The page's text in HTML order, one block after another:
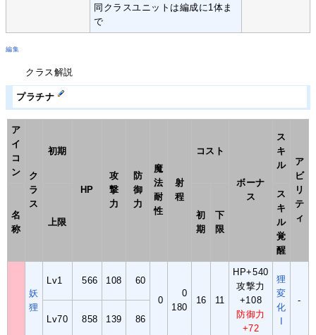
同クラスユニットは編成に1体ま
で
編集
クラス解説
プラチナ
ア
イ
コ
ン
ク
ラ
ス
初期
HP
攻
撃
力
防
御
力
魔
法
耐
性
射
程
コスト
ボーナ
ス
ス
キ
ル
ア
ビ
リ
テ
ィ
名
称
上限
初
期
下
限
ス
キ
ル
覚
醒
妖
狸
Lv1 566 108
60
0
0
180
16 11
HP+540
攻撃力
+108
防御力
+72
狸
変
化
-
Lv70
858 139 86